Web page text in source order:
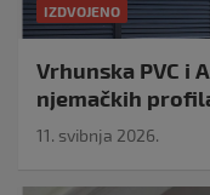
IZDVOJENO
Vrhunska PVC i
njemačkih
11. svibnja 2026.